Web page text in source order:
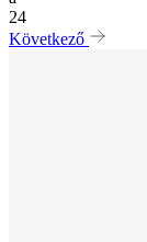
24
Következő